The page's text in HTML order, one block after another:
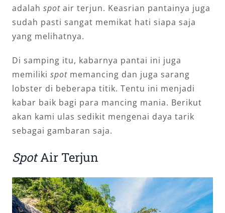
adalah spotair terjun. Keasrian pantainya juga
sudah pasti sangat memikat hati siapa saja
yang melihatnya.
Di samping itu, kabarnya pantai ini juga
memiliki spotmemancing dan juga sarang
lobster di beberapa titik. Tentu ini menjadi
kabar baik bagi para mancing mania. Berikut
akan kami ulas sedikit mengenai daya tarik
sebagai gambaran saja.
SpotAir Terjun